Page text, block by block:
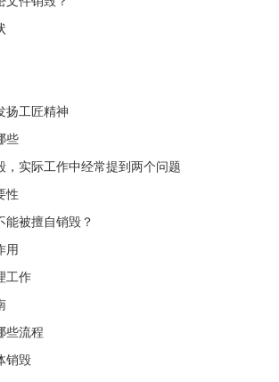
扬工匠精神
些
，实际工作中经常提到两个问题
性
能被擅自销毁？
用
工作
些流程
销毁